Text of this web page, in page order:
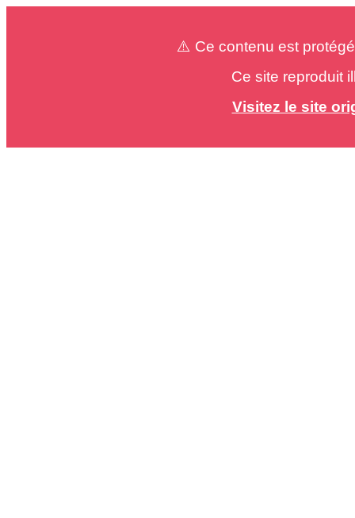
⚠️ Ce contenu est
Ce site reproduit
Visitez le site